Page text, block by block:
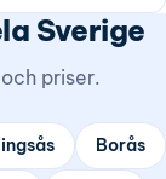
Sverige
priser.
Borås